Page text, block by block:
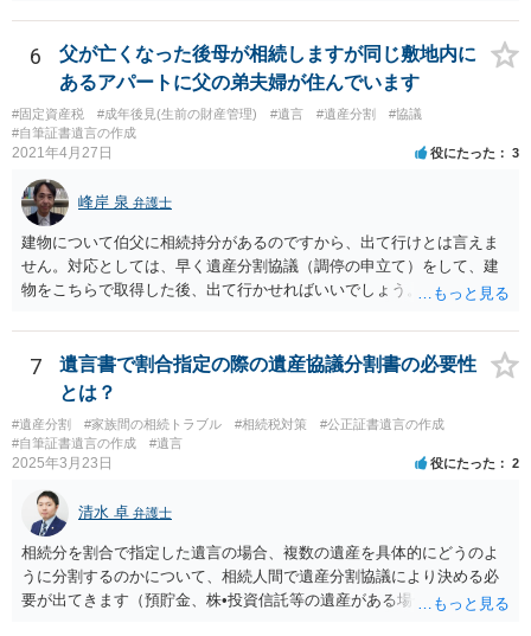
ません。 遺言執行者に就任し、遺言執行が完了したときの報酬だけ、
弁護士費用としてかかります。 ・亡くなった際に、法務局に預けた自
筆証書遺言の存在を親族がなかったものにされる可能性 ⇒自筆の遺言
書を法務局に保管した場合、死亡後、法務局に遺言書の有無を照会す
ることになりますので、「法務局に預けた自筆証書遺言の存在を親族
がなかったもの」にすることはできません。 存在をなかったものにす
がありえますが、その予防方法は、遺言者と面談してみないと判断が
難しいです。
6
父が亡くなった後母が相続しますが同じ敷地内に
あるアパートに父の弟夫婦が住んでいます
#固定資産税 #成年後見(生前の財産管理) #遺言 #遺産分割
#協議
#自筆証書遺言の作成
2021年4月27日 役にたった 3
峰岸 泉 弁護士
建物について伯父に相続持分があるのですから、出て行けとは言えま
せん。対応としては、早く遺産分割協議（調停の申立て）をして、建
物をこちらで取得した後、出て行かせればいいでしょう。 建物の固定
っていない部分については請求すればいいと思います。 なお、家賃に
ついては、お父様自身が遺産分割手続をしなかったのですから、あき
らめるしかないと思います。
7
遺言書で割合指定の際の遺産協議分割書の必要性
とは？
#遺産分割 #家族間の相続トラブル #相続税対策
#公正証書遺言の作成
#自筆証書遺言の作成
#遺言
2025年3月23日 役にたった 2
清水 卓 弁護士
相続分を割合で指定した遺言の場合、複数の遺産を具体的にどうのよ
うに分割するのかについて、相続人間で遺産分割協議により決める必
要が出てきます（預貯金、株•投資信託等の遺産がある場合に、どの遺